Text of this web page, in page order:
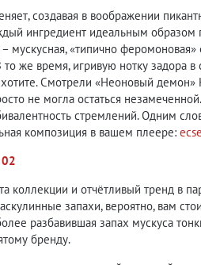
создавая в воображении
ингредиент идеальным образом
мускусная, «типично
то же время, игривую нотку задора
хотите. Смотрели «Неоновый
не могла остаться
стремлений. Одним
композиция в вашем плеере:
коллекции и отчётливый тренд в
запахи, вероятно, вам
разбавившая запах мускуса
бренду.